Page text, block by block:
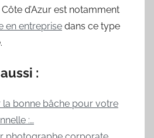
d’Azur est notamment
en entreprise dans ce type
:
la bonne bâche pour votre
:…